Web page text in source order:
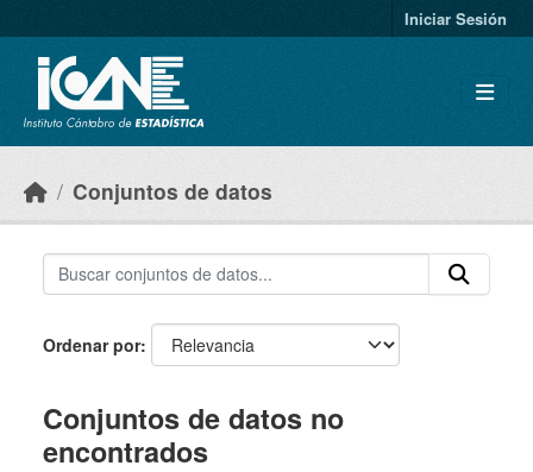
Iniciar Sesión
Conjuntos de datos
Ordenar por
Conjuntos de datos no
encontrados